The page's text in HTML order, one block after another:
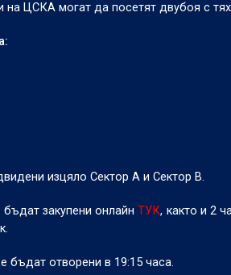
на ЦСКА могат да посетят двубоя с
изцяло Сектор А и Сектор В.
бъдат закупени онлайнТУК, както и 2
бъдат отворени в 19:15 часа.